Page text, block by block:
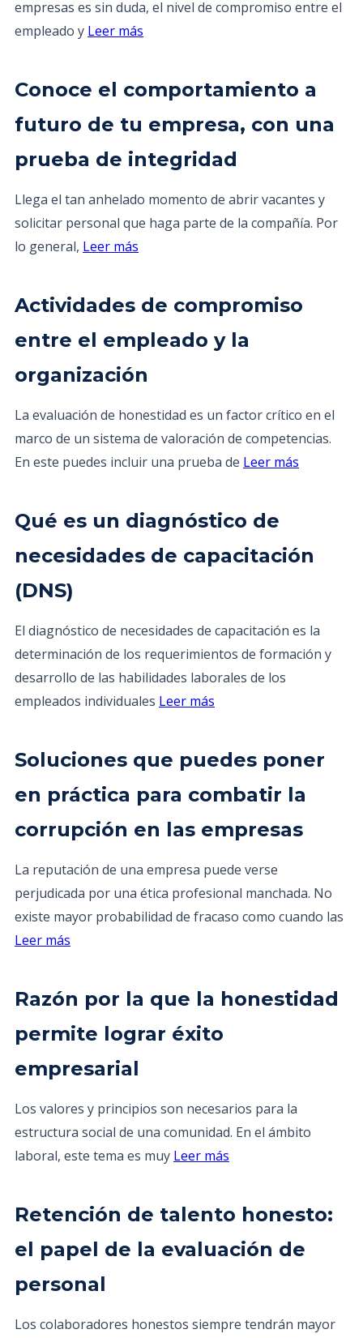
empresas es sin duda, el nivel de compromiso entre el
empleado y Leer más
Conoce el comportamiento a
futuro de tu empresa, con una
prueba de integridad
Llega el tan anhelado momento de abrir vacantes y
solicitar personal que haga parte de la compañía. Por
lo general, Leer más
Actividades de compromiso
entre el empleado y la
organización
La evaluación de honestidad es un factor crítico en el
marco de un sistema de valoración de competencias.
En este puedes incluir una prueba de Leer más
Qué es un diagnóstico de
necesidades de capacitación
(DNS)
El diagnóstico de necesidades de capacitación es la
determinación de los requerimientos de formación y
desarrollo de las habilidades laborales de los
empleados individuales Leer más
Soluciones que puedes poner
en práctica para combatir la
corrupción en las empresas
La reputación de una empresa puede verse
perjudicada por una ética profesional manchada. No
existe mayor probabilidad de fracaso como cuando las
Leer más
Razón por la que la honestidad
permite lograr éxito
empresarial
Los valores y principios son necesarios para la
estructura social de una comunidad. En el ámbito
laboral, este tema es muy Leer más
Retención de talento honesto:
el papel de la evaluación de
personal
Los colaboradores honestos siempre tendrán mayor